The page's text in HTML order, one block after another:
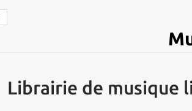
Librairie de musique